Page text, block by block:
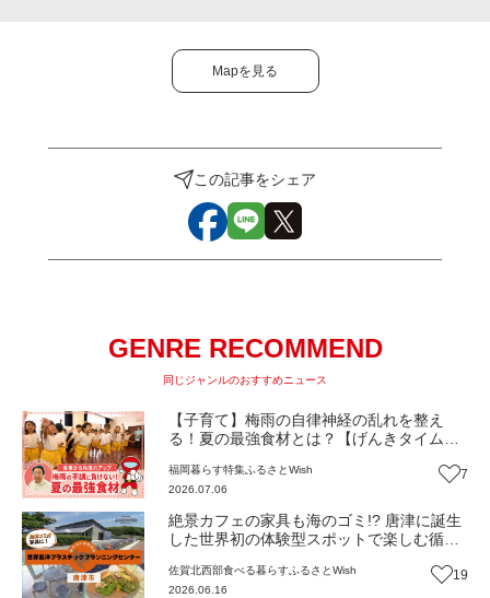
Mapを見る
この記事をシェア
GENRE RECOMMEND
同じジャンルのおすすめニュース
【子育て】梅雨の自律神経の乱れを整え
る！夏の最強食材とは？【げんきタイム
福岡暮らす特集ふるさとWish
2026.07.06
7
絶景カフェの家具も海のゴミ!? 唐津に誕生
した世界初の体験型スポットで楽しむ循環
Wish】
佐賀北西部食べる暮らすふるさとWish
2026.06.16
19